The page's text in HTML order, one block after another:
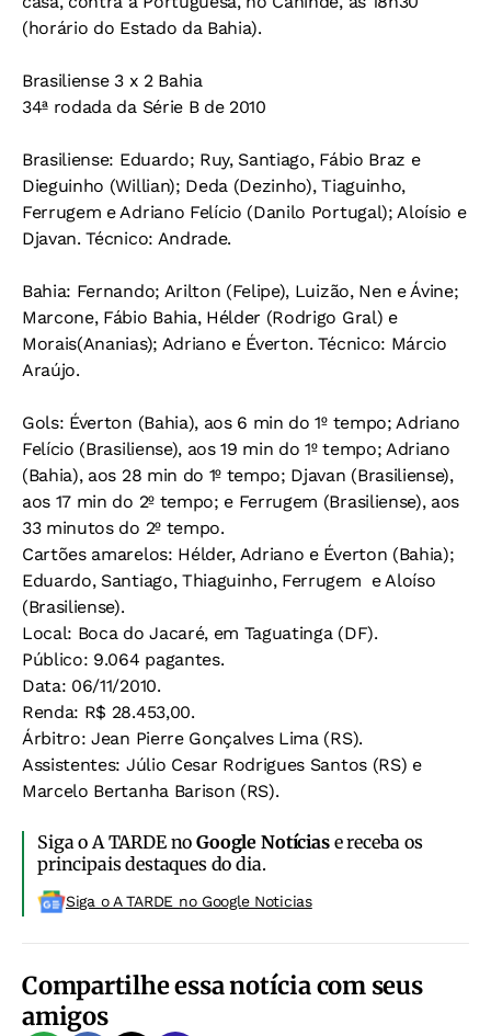
(horário do Estado da Bahia).
Brasiliense 3 x 2 Bahia
34ª rodada da Série B de 2010
Brasiliense: Eduardo; Ruy, Santiago, Fábio Braz e
Dieguinho (Willian); Deda (Dezinho), Tiaguinho,
Ferrugem e Adriano Felício (Danilo Portugal); Aloísio e
Djavan.Técnico: Andrade.
Bahia: Fernando; Arilton (Felipe), Luizão, Nen e Ávine;
Marcone, Fábio Bahia, Hélder (Rodrigo Gral) e
Morais(Ananias); Adriano e Éverton.Técnico: Márcio
Araújo.
Gols: Éverton (Bahia), aos 6 min do 1º tempo; Adriano
Felício (Brasiliense), aos 19 min do 1º tempo; Adriano
(Bahia), aos 28 min do 1º tempo; Djavan (Brasiliense),
aos 17 min do 2º tempo; e Ferrugem (Brasiliense), aos
33 minutos do 2º tempo.
Cartões amarelos: Hélder, Adriano e Éverton (Bahia);
Eduardo, Santiago, Thiaguinho, Ferrugem e Aloíso
(Brasiliense).
Local: Boca do Jacaré, em Taguatinga (DF).
Público: 9.064 pagantes.
Data: 06/11/2010.
Renda: R$ 28.453,00.
Árbitro: Jean Pierre Gonçalves Lima (RS).
Assistentes: Júlio Cesar Rodrigues Santos (RS) e
Marcelo Bertanha Barison (RS).
Siga o A TARDE noGoogle Notíciase receba os
principais destaques do dia.
Siga o A TARDE no Google Noticias
Compartilhe essa notícia com seus
amigos